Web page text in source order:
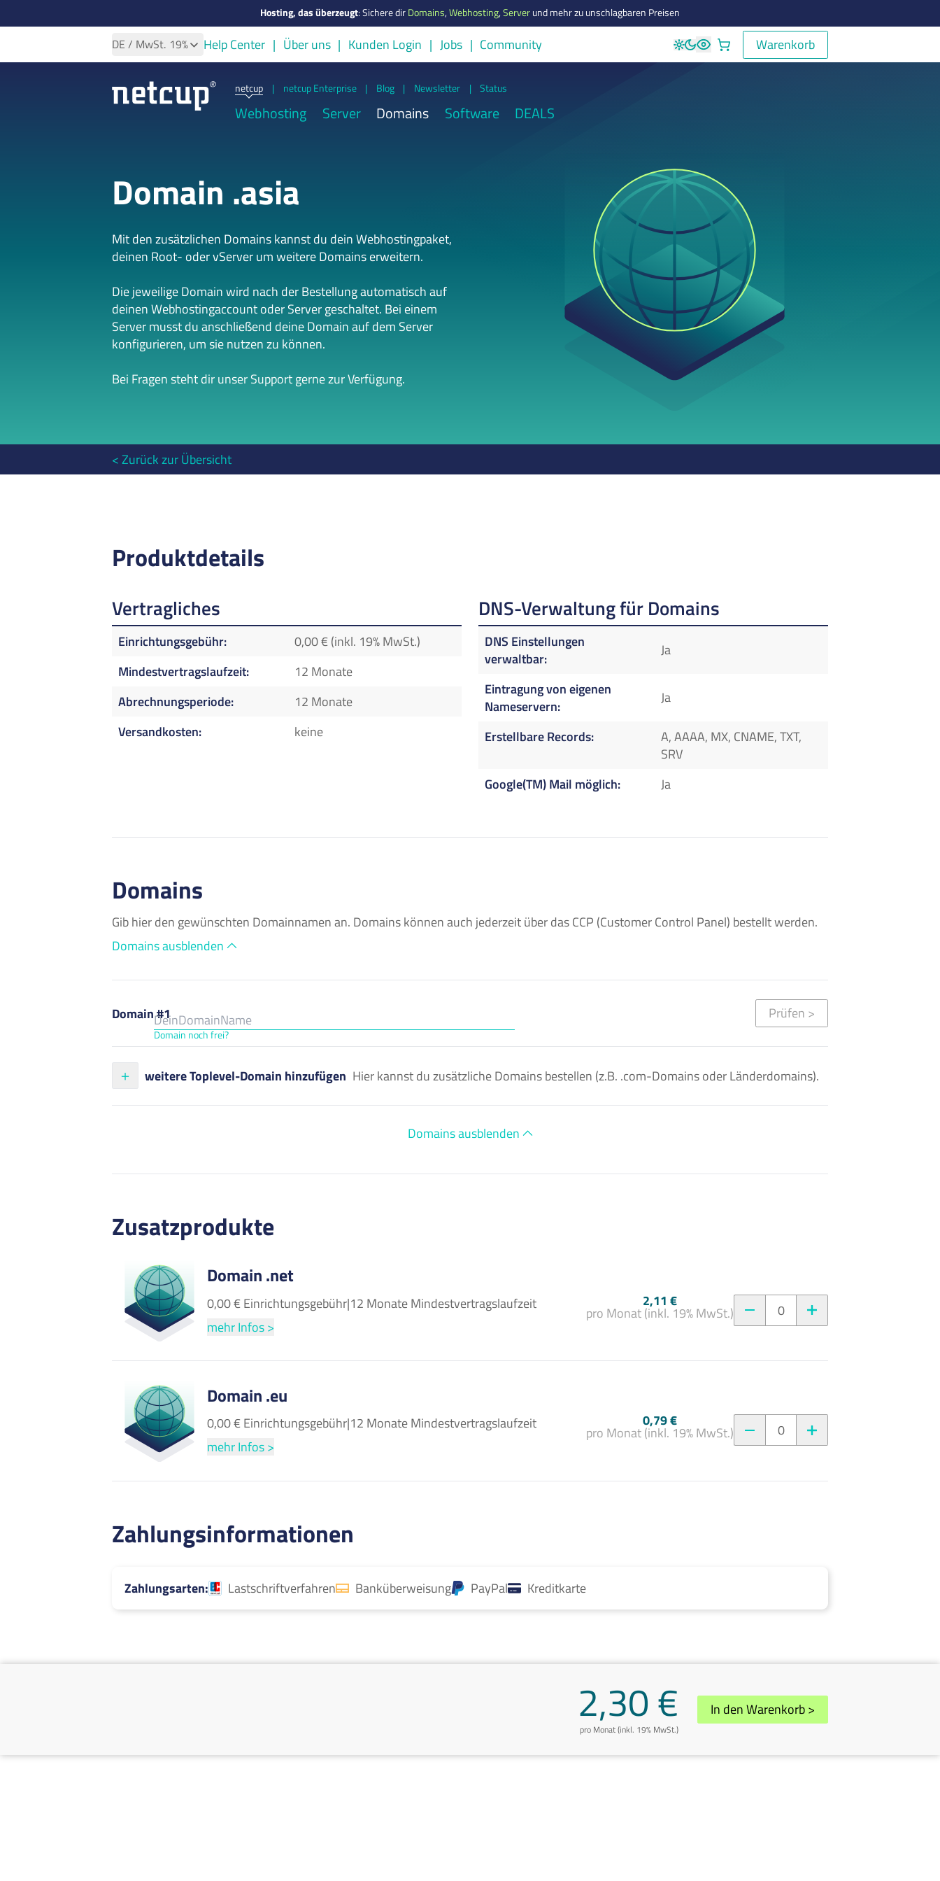
Hosting, das überzeugt:Sichere dirDomains,Webhosting,Serverund mehr zu unschlagbaren Preisen
DE / MwSt. 19% Help Center Über uns Kunden Login Jobs Community Warenkorb
Warenkorb
netcup | netcup Enterprise | Blog | Newsletter | Status
Webhosting Server Domains Software DEALS
Domain .asia
Mit den zusätzlichen Domains kannst du dein Webhostingpaket,
deinen Root- oder vServer um weitere Domains erweitern.
Die jeweilige Domain wird nach der Bestellung automatisch auf
deinen Webhostingaccount oder Server geschaltet. Bei einem
Server musst du anschließend deine Domain auf dem Server
konfigurieren, um sie nutzen zu können.
Bei Fragen steht dir unser Support gerne zur Verfügung.
Zurück zur Übersicht
Produktdetails
Vertragliches
Einrichtungsgebühr
0,00 € (inkl. 19% MwSt.)
Mindestvertragslaufzeit
12 Monate
Abrechnungsperiode
12 Monate
Versandkosten
keine
DNS-Verwaltung für Domains
DNS Einstellungen
verwaltbar
Ja
Eintragung von eigenen
Nameservern
Ja
Erstellbare Records
A, AAAA, MX, CNAME, TXT,
SRV
Google(TM) Mail möglich
Ja
Domains
Gib hier den gewünschten Domainnamen an. Domains können auch jederzeit über das CCP (Customer Control Panel) bestellt werden.
Domains ausblenden
Domain #1
Domain noch frei?
Prüfen >
weitere Toplevel-Domain hinzufügen Hier kannst du zusätzliche Domains bestellen (z.B. .com-Domains oder Länderdomains).
Domains ausblenden
Zusatzprodukte
Domain .net
0,00 € Einrichtungsgebühr|12 Monate Mindestvertragslaufzeit
mehr Infos >
2,11 €
pro Monat (inkl. 19% MwSt.) 0
Domain .eu
0,00 € Einrichtungsgebühr|12 Monate Mindestvertragslaufzeit
mehr Infos >
0,79 €
pro Monat (inkl. 19% MwSt.) 0
Zahlungsinformationen
Zahlungsarten Lastschriftverfahren Banküberweisung PayPal Kreditkarte
2,30 €
pro Monat (inkl. 19% MwSt.)
In den Warenkorb >